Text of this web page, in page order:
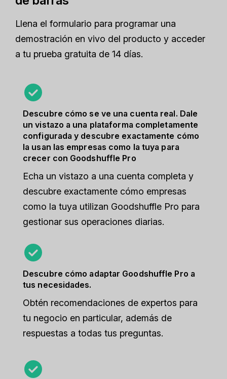
Llena el formulario para programar una
demostración en vivo del producto y acceder
a tu prueba gratuita de 14 días.
Descubre cómo se ve una cuenta real. Dale
un vistazo a una plataforma completamente
configurada y descubre exactamente cómo
la usan las empresas como la tuya para
crecer con Goodshuffle Pro
Echa un vistazo a una cuenta completa y
descubre exactamente cómo empresas
como la tuya utilizan Goodshuffle Pro para
gestionar sus operaciones diarias.
Descubre cómo adaptar Goodshuffle Pro a
tus necesidades.
Obtén recomendaciones de expertos para
tu negocio en particular, además de
respuestas a todas tus preguntas.